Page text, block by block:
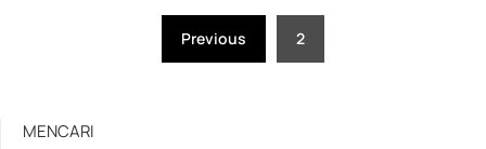
Previous 2
MENCARI